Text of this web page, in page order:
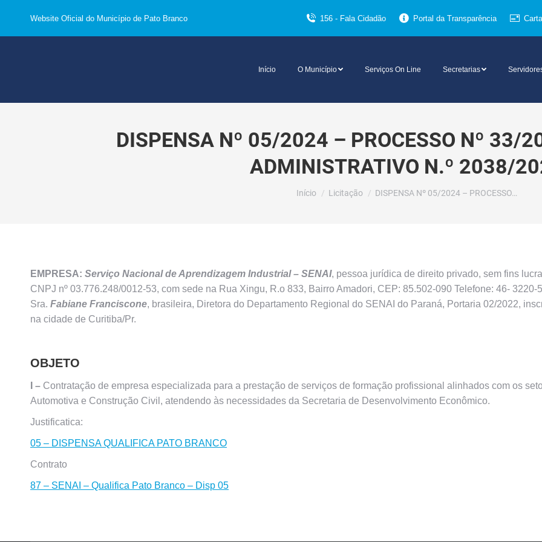
Website Oficial do Município de Pato Branco 156 - Fala Cidadão Portal da Transparência
Início O Município Serviços On Line Secretarias
DISPENSA Nº 05/2024 – PROCESSO Nº 33/
ADMINISTRATIVO N.º 2038/
Você está aqui:
Início Licitação DISPENSA Nº 05/2024 – PROCESSO…
EMPRESA: Serviço Nacional de Aprendizagem Industrial – SENAI, pessoa jurídica de direito privado, sem fins
CNPJ nº 03.776.248/0012-53, com sede na Rua Xingu, R.o 833, Bairro Amadori, CEP: 85.502-090 Telefone: 46-
Sra. Fabiane Franciscone, brasileira, Diretora do Departamento Regional do SENAI do Paraná, Portaria 02/2022,
na cidade de Curitiba/Pr.
OBJETO
I – Contratação de empresa especializada para a prestação de serviços de formação profissional alinhados com os
Automotiva e Construção Civil, atendendo às necessidades da Secretaria de Desenvolvimento Econômico.
Justificatica:
05 – DISPENSA QUALIFICA PATO BRANCO
Contrato
87 – SENAI – Qualifica Pato Branco – Disp 05